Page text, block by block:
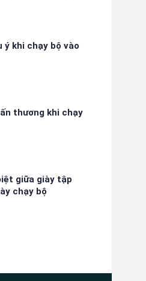
ý khi chạy bộ vào
thương khi chạy
giữa giày tập
chạy bộ